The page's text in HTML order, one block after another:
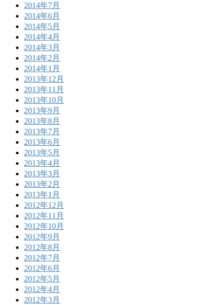
2014年7月
2014年6月
2014年5月
2014年4月
2014年3月
2014年2月
2014年1月
2013年12月
2013年11月
2013年10月
2013年9月
2013年8月
2013年7月
2013年6月
2013年5月
2013年4月
2013年3月
2013年2月
2013年1月
2012年12月
2012年11月
2012年10月
2012年9月
2012年8月
2012年7月
2012年6月
2012年5月
2012年4月
2012年3月